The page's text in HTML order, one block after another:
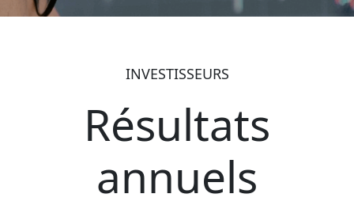
INVESTISSEURS
Résultats
annuels